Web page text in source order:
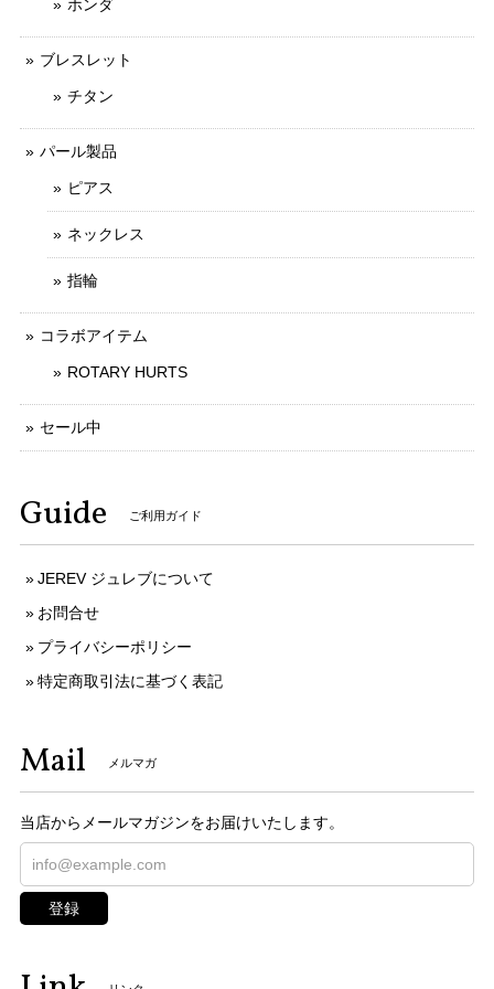
ホンダ
ブレスレット
チタン
パール製品
ピアス
ネックレス
指輪
コラボアイテム
ROTARY HURTS
セール中
Guide ご利用ガイド
JEREV ジュレブについて
お問合せ
プライバシーポリシー
特定商取引法に基づく表記
Mail メルマガ
当店からメールマガジンをお届けいたします。
登録